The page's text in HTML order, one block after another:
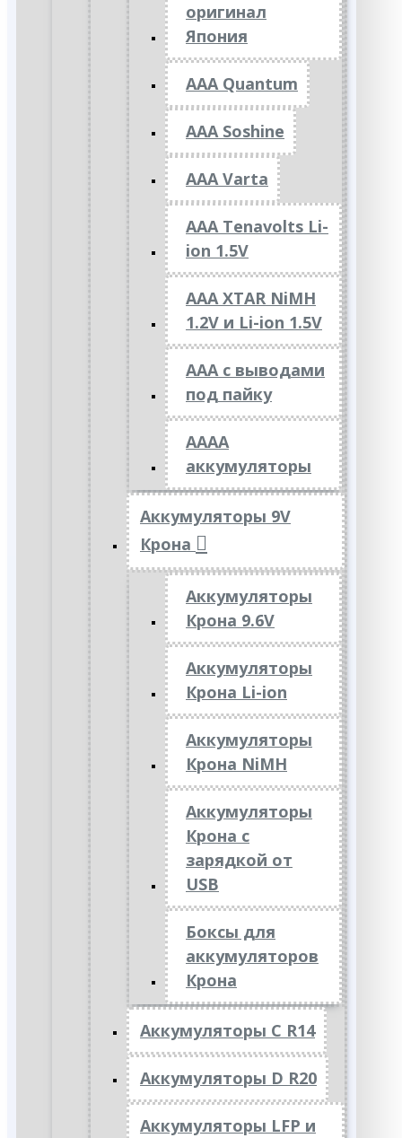
оригинал
Япония
AAA Quantum
AAA Soshine
AAA Varta
AAA Tenavolts Li-
ion 1.5V
AAA XTAR NiMH
1.2V и Li-ion 1.5V
ААА с выводами
под пайку
АААА
аккумуляторы
Аккумуляторы 9V
Крона
Аккумуляторы
Крона 9.6V
Аккумуляторы
Крона Li-ion
Аккумуляторы
Крона NiMH
Аккумуляторы
Крона с
зарядкой от
USB
Боксы для
аккумуляторов
Крона
Аккумуляторы C R14
Аккумуляторы D R20
Аккумуляторы LFP и